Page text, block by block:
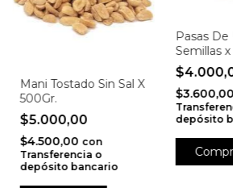
Mani Tostado Sin Sal X
500Gr.
$5.000,00
$4.500,00 con
Transferencia o
depósito bancario
Pasas De
Semillas
$3.600,00
depósito